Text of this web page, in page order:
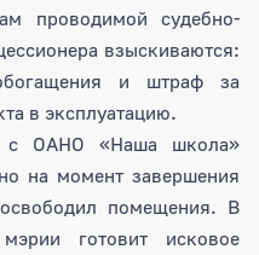
проводимой судебно-
взыскиваются:
и штраф за
в эксплуатацию.
с ОАНО «Наша школа»
на момент завершения
помещения. В
готовит исковое